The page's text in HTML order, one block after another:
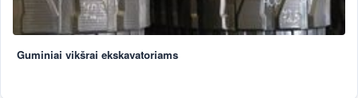
Guminiai vikšrai ekskavatoriams